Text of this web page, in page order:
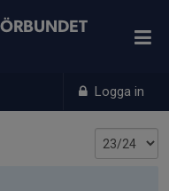
Logga in